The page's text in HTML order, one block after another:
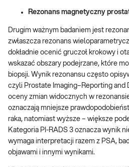
Rezonans magnetyczny
Drugim ważnym badaniem jest
zwłaszcza rezonans
dokładnie ocenić gruczoł krokowy i
wskazać obszary podejrzane, które
biopsji. Wynik rezonansu często
czyli Prostate Imaging–Reporting and
oceny zmian widocznych w
oznaczają mniejsze
raka, natomiast wyższe – większe
Kategoria PI-RADS 3 oznacza wynik
wymaga interpretacji razem z PSA,
objawami i innymi wynikami.